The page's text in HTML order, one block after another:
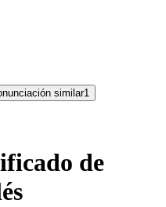
similar1
de